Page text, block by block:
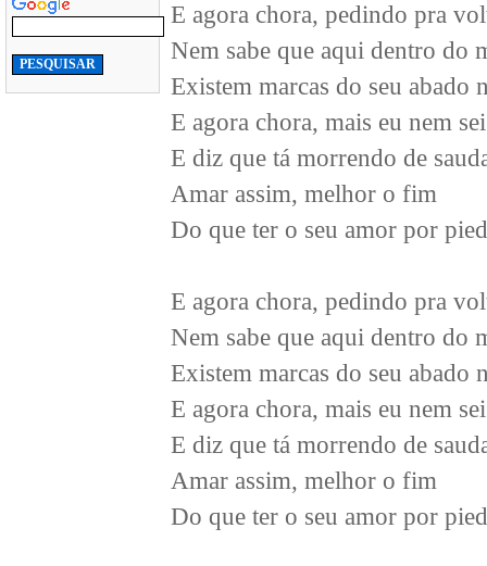
E agora chora, pedindo pra
Nem sabe que aqui dentro do
Existem marcas do seu abado
E agora chora, mais eu nem
E diz que tá morrendo de
Amar assim, melhor o fim
Do que ter o seu amor por
E agora chora, pedindo pra
Nem sabe que aqui dentro do
Existem marcas do seu abado
E agora chora, mais eu nem
E diz que tá morrendo de
Amar assim, melhor o fim
Do que ter o seu amor por